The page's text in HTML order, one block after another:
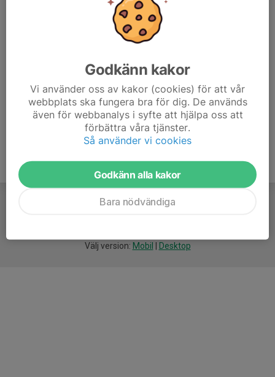
Välj version: Mobil Desktop
Godkänn kakor
Vi använder oss av kakor (cookies) för att vår
webbplats ska fungera bra för dig. De används
även för webbanalys i syfte att hjälpa oss att
förbättra våra tjänster.
Så använder vi cookies
Godkänn alla kakor
Bara nödvändiga